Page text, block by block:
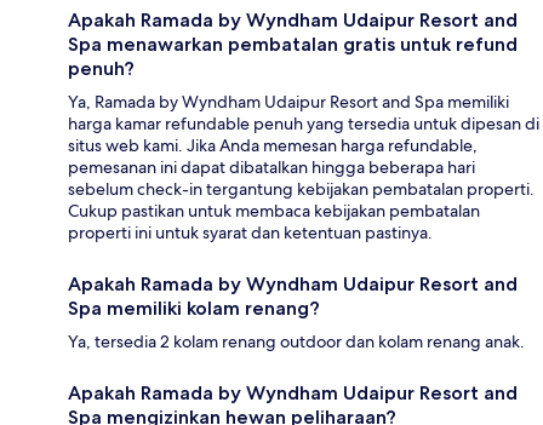
Apakah Ramada by Wyndham Udaipur Resort and
Spa menawarkan pembatalan gratis untuk refund
penuh?
Ya, Ramada by Wyndham Udaipur Resort and Spa memiliki
harga kamar refundable penuh yang tersedia untuk dipesan di
situs web kami. Jika Anda memesan harga refundable,
pemesanan ini dapat dibatalkan hingga beberapa hari
sebelum check-in tergantung kebijakan pembatalan properti.
Cukup pastikan untuk membaca kebijakan pembatalan
properti ini untuk syarat dan ketentuan pastinya.
Apakah Ramada by Wyndham Udaipur Resort and
Spa memiliki kolam renang?
Ya, tersedia 2 kolam renang outdoor dan kolam renang anak.
Apakah Ramada by Wyndham Udaipur Resort and
Spa mengizinkan hewan peliharaan?